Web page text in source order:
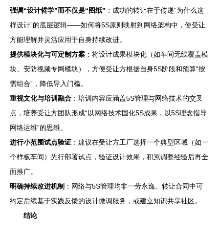
强调“设计哲学”而不仅是“图纸” ：成功的转让在于传递“为什么这
样设计”的底层逻辑——如何将5S原则映射到网络架构中，使受让
方能理解并灵活应用于自身持续改进。
提供模块化与可定制方案 ：将设计成果模块化（如车间无线覆盖模
块、安防视频专网模块），方便受让方根据自身5S阶段和预算“按
需组合”，降低导入门槛。
重视文化与培训融合 ：培训内容应涵盖5S管理与网络技术的交叉
点，培养受让方团队形成“以网络技术固化5S成果，以5S理念指导
网络运维”的思维。
进行小范围试点验证 ：建议在受让方工厂选择一个典型区域（如一
个样板车间）先行部署试点，验证设计效果，积累调整经验后再全
面推广。
明确持续改进机制 ：网络与5S管理均非一劳永逸。转让合同中可
约定后续基于实践反馈的设计微调服务，或建立知识共享社区。
结论